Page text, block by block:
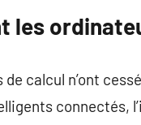
les
de calcul n’ont
connectés,